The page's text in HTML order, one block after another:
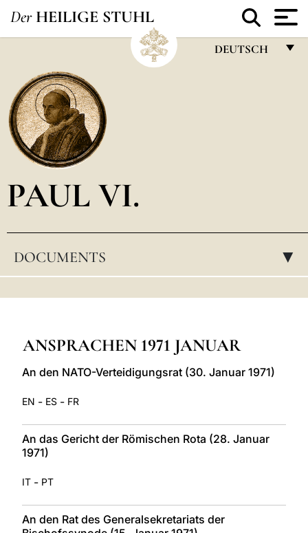
Der HEILIGE STUHL
DEUTSCH
POLSKI
PAUL VI.
DOCUMENTS ▸
ANSPRACHEN 1971 JANUAR
An den NATO-Verteidigungsrat (30. Januar 1971)
EN - ES - FR
An das Gericht der Römischen Rota (28. Januar
1971)
IT - PT
An den Rat des Generalsekretariats der